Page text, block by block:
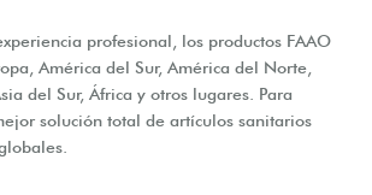
profesional, los productos FAAO
América del Sur, América del Norte,
del Sur, África y otros lugares. Para
solución total de artículos sanitarios